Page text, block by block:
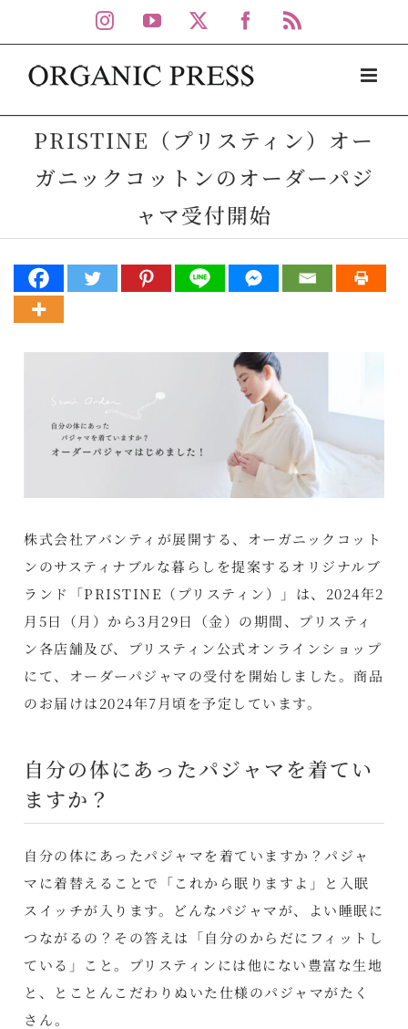
to
content
Instagram
YouTube Facebook
PRISTINE（プリスティン）オー
ガニックコットンのオーダーパジ
ャマ受付開始
株式会社アバンティが展開する、オーガニックコット
ンのサスティナブルな暮らしを提案するオリジナルブ
ランド「PRISTINE（プリスティン）」は、2024年2
月5日（月）から3月29日（金）の期間、プリスティ
ン各店舗及び、プリスティン公式オンラインショップ
にて、オーダーパジャマの受付を開始しました。商品
のお届けは2024年7月頃を予定しています。
自分の体にあったパジャマを着てい
ますか？
自分の体にあったパジャマを着ていますか？パジャ
マに着替えることで「これから眠りますよ」と入眠
スイッチが入ります。どんなパジャマが、よい睡眠に
つながるの？その答えは「自分のからだにフィットし
ている」こと。プリスティンには他にない豊富な生地
と、とことんこだわりぬいた仕様のパジャマがたく
さん。